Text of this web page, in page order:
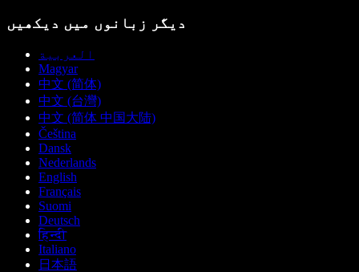
دیگر زبانوں میں دیکھیں
العربية
Magyar
中文 (简体)
中文 (台灣)
中文 (简体 中国大陆)
Čeština
Dansk
Nederlands
English
Français
Suomi
Deutsch
हिन्दी
Italiano
日本語